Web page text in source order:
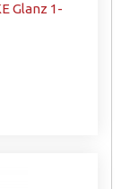
Glanz 1-